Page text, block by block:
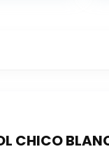
CHICO